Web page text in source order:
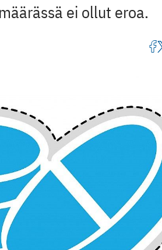
ei ollut eroa.